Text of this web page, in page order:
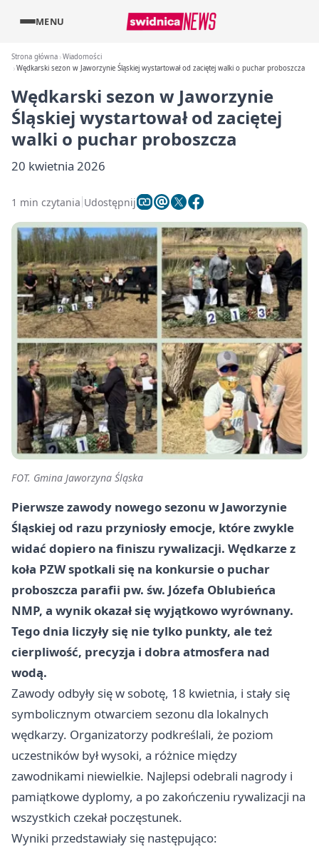
MENU
Strona główna Wiadomości
Wędkarski sezon w Jaworzynie Śląskiej wystartował od zaciętej walki o puchar proboszcza
Wędkarski sezon w Jaworzynie
Śląskiej wystartował od zaciętej
walki o puchar proboszcza
20 kwietnia 2026
1 min czytania Udostępnij
FOT. Gmina Jaworzyna Śląska
Pierwsze zawody nowego sezonu w Jaworzynie
Śląskiej od razu przyniosły emocje, które zwykle
widać dopiero na finiszu rywalizacji. Wędkarze z
koła PZW spotkali się na konkursie o puchar
proboszcza parafii pw. św. Józefa Oblubieńca
NMP, a wynik okazał się wyjątkowo wyrównany.
Tego dnia liczyły się nie tylko punkty, ale też
cierpliwość, precyzja i dobra atmosfera nad
wodą.
Zawody odbyły się w sobotę, 18 kwietnia, i stały się
symbolicznym otwarciem sezonu dla lokalnych
wędkarzy. Organizatorzy podkreślali, że poziom
uczestników był wysoki, a różnice między
zawodnikami niewielkie. Najlepsi odebrali nagrody i
pamiątkowe dyplomy, a po zakończeniu rywalizacji na
wszystkich czekał poczęstunek.
Wyniki przedstawiały się następująco: